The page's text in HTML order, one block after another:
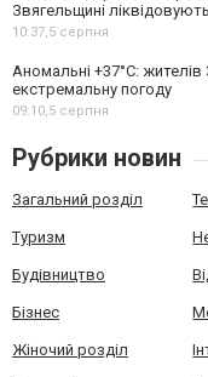
Звягельщині
10:37,5 серпня
Аномальні +37°C:
екстремальну погоду
09:10,5 серпня
Рубрики новин
Загальний розділ
Туризм
Будівництво
Бізнес
Жіночий розділ